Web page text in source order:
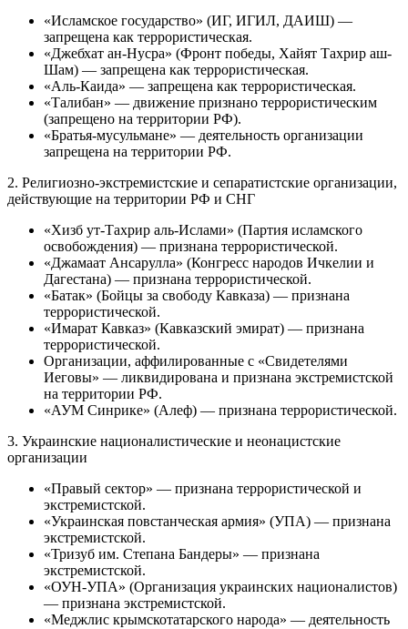
«Исламское государство» (ИГ, ИГИЛ, ДАИШ) —
запрещена как террористическая.
«Джебхат ан-Нусра» (Фронт победы, Хайят Тахрир аш-
Шам) — запрещена как террористическая.
«Аль-Каида» — запрещена как террористическая.
«Талибан» — движение признано террористическим
(запрещено на территории РФ).
«Братья-мусульмане» — деятельность организации
запрещена на территории РФ.
2. Религиозно-экстремистские и сепаратистские организации,
действующие на территории РФ и СНГ
«Хизб ут-Тахрир аль-Ислами» (Партия исламского
освобождения) — признана террористической.
«Джамаат Ансарулла» (Конгресс народов Ичкелии и
Дагестана) — признана террористической.
«Батак» (Бойцы за свободу Кавказа) — признана
террористической.
«Имарат Кавказ» (Кавказский эмират) — признана
террористической.
Организации, аффилированные с «Свидетелями
Иеговы» — ликвидирована и признана экстремистской
на территории РФ.
«АУМ Синрике» (Алеф) — признана террористической.
3. Украинские националистические и неонацистские
организации
«Правый сектор» — признана террористической и
экстремистской.
«Украинская повстанческая армия» (УПА) — признана
экстремистской.
«Тризуб им. Степана Бандеры» — признана
экстремистской.
«ОУН-УПА» (Организация украинских националистов)
— признана экстремистской.
«Меджлис крымскотатарского народа» — деятельность